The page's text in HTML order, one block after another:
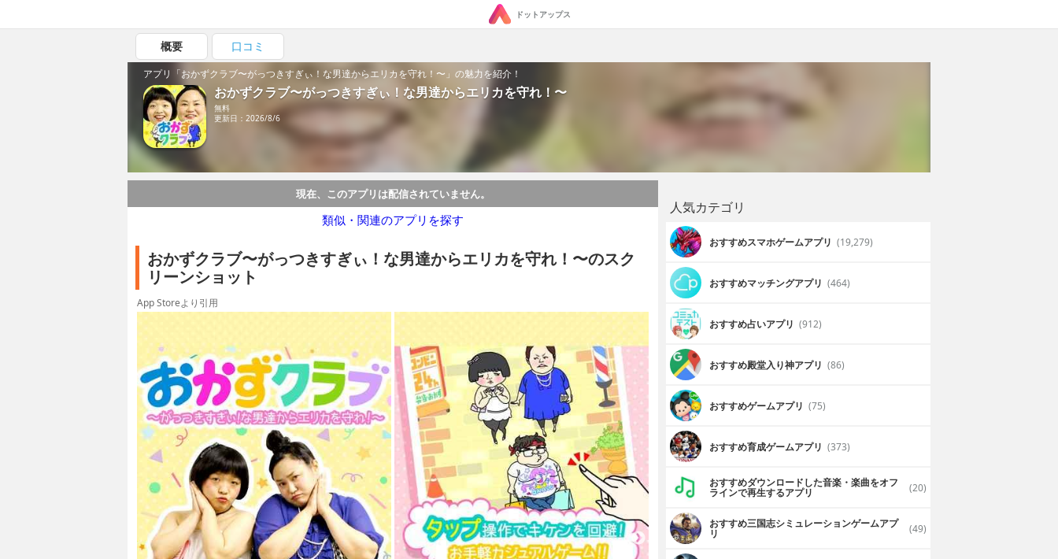
ドットアップス
概要 口コミ
アプリ「おかずクラブ〜がっつきすぎぃ！な男達からエリカを守れ！〜」の魅力を紹介！
おかずクラブ〜がっつきすぎぃ！な男達からエリカを守れ！〜
無料
更新日：2026/8/6
現在、このアプリは配信されていません。
類似・関連のアプリを探す
おかずクラブ〜がっつきすぎぃ！な男達からエリカを守れ！〜のスク
リーンショット
App Storeより引用
人気カテゴリ
おすすめスマホゲームアプリ (19,279)
おすすめマッチングアプリ (464)
おすすめ占いアプリ (912)
おすすめ殿堂入り神アプリ (86)
おすすめゲームアプリ (75)
おすすめ育成ゲームアプリ (373)
おすすめダウンロードした音楽・楽曲をオフ
ラインで再生するアプリ (20)
おすすめ三国志シミュレーションゲームアプ
リ (49)